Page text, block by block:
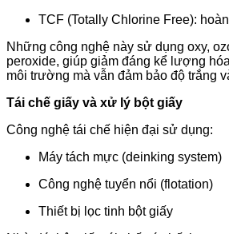
TCF (Totally Chlorine Free):
Những công nghệ này sử dụng oxy,
peroxide, giúp giảm đáng kể lượng
môi trường mà vẫn đảm bảo độ trắng
Tái chế giấy và xử lý bột giấy
Công nghệ tái chế hiện đại sử dụng:
Máy tách mực (deinking system)
Công nghệ tuyển nổi (flotation)
Thiết bị lọc tinh bột giấy